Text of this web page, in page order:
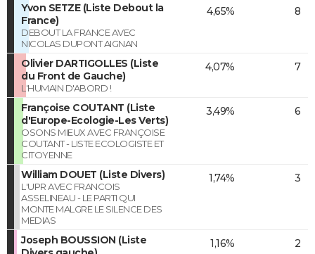
Yvon SETZE (Liste Debout la
France)
DEBOUT LA FRANCE AVEC
NICOLAS DUPONT AIGNAN
4,65% 8
Olivier DARTIGOLLES (Liste
du Front de Gauche)
L'HUMAIN D'ABORD !
4,07% 7
Françoise COUTANT (Liste
d'Europe-Ecologie-Les Verts)
OSONS MIEUX AVEC FRANÇOISE
COUTANT - LISTE ECOLOGISTE ET
CITOYENNE
3,49% 6
William DOUET (Liste Divers)
L'UPR AVEC FRANCOIS
ASSELINEAU - LE PARTI QUI
MONTE MALGRE LE SILENCE DES
MEDIAS
1,74% 3
Joseph BOUSSION (Liste
1,16% 2